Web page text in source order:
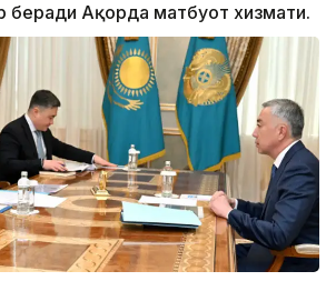
беради Ақорда матбуот хизмати.